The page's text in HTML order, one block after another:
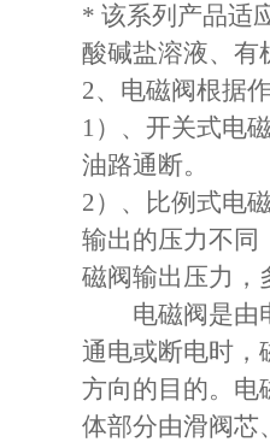
* 该系列产品适
酸碱盐溶液、有
2、电磁阀根据
1）、开关式电
油路通断。
2）、比例式电
输出的压力不
磁阀输出压力，
电磁阀是由电
通电或断电时，
方向的目的。电
体部分由滑阀芯